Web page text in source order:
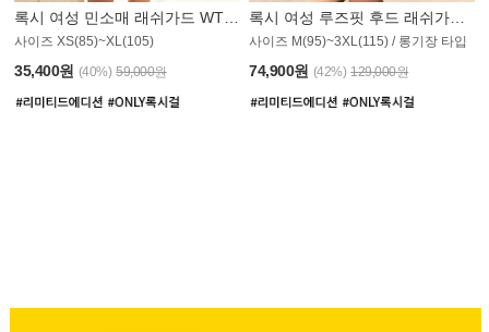
사이즈 XS(85)~XL(105)
35,400원 (40%) 59,000원
사이즈 M(95)~3XL(115) / 롱기장 타입
74,900원 (42%) 129,000원